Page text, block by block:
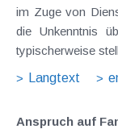
im Zuge von
die Unkenntnis
typischerweise
Langtext
Anspruch auf